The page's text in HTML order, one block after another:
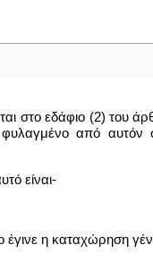
εδάφιο (2) του
από αυτόν
είναι-
η καταχώρηση